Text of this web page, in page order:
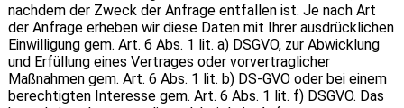
nachdem der Zweck der Anfrage entfallen ist. Je nach Art
der Anfrage erheben wir diese Daten mit Ihrer ausdrücklichen
Einwilligung gem. Art. 6 Abs. 1 lit. a) DSGVO, zur Abwicklung
und Erfüllung eines Vertrages oder vorvertraglicher
Maßnahmen gem. Art. 6 Abs. 1 lit. b) DS-GVO oder bei einem
berechtigten Interesse gem. Art. 6 Abs. 1 lit. f) DSGVO. Das